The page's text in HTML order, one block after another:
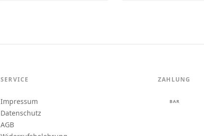
SERVICE
Impressum
Datenschutz
AGB
ZAHLUNG
BAR